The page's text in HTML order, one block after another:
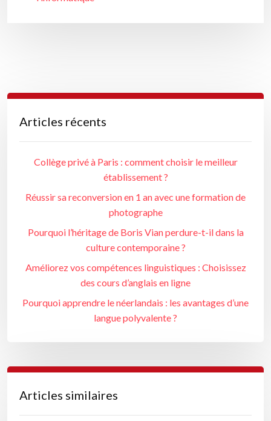
Articles récents
Collège privé à Paris : comment choisir le meilleur
établissement ?
Réussir sa reconversion en 1 an avec une formation de
photographe
Pourquoi l’héritage de Boris Vian perdure-t-il dans la
culture contemporaine ?
Améliorez vos compétences linguistiques : Choisissez
des cours d’anglais en ligne
Pourquoi apprendre le néerlandais : les avantages d’une
langue polyvalente ?
Articles similaires